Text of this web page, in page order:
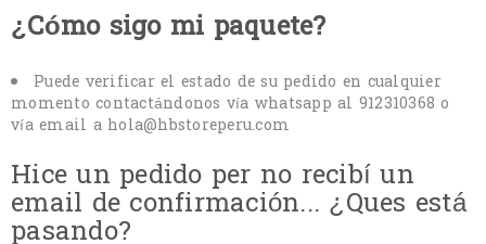
¿Cómo sigo mi paquete?
Puede verificar el estado de su pedido en cualquier
momento contactándonos vía whatsapp al 912310368 o
vía email a hola@hbstoreperu.com
Hice un pedido per no recibí un
email de confirmación... ¿Ques está
pasando?